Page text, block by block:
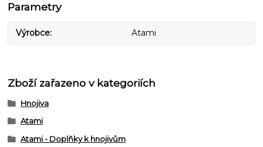
Parametry
Výrobce Atami
Zboží zařazeno v kategoriích
Hnojiva
Atami
Atami - Doplňky k hnojivům